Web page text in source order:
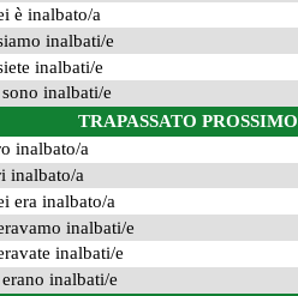
è inalbato/a
inalbati/e
inalbati/e
inalbati/e
TRAPASSATO PROSSIMO
inalbato/a
inalbato/a
era inalbato/a
inalbati/e
inalbati/e
inalbati/e